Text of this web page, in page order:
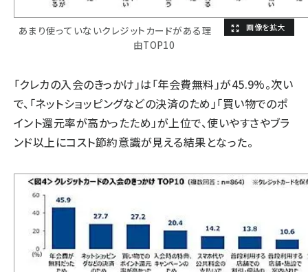
あまり使っていないクレジットカードがある理
由TOP10
「クレカの入会のきっかけ」は「年会費無料」が45.9%。次い
で、「ネットショッピングなどの決済のため」「買い物でのポ
イント還元率が高かったため」が上位で、使いやすさやブラ
ンド以上にコスト節約意識が見える結果となった。